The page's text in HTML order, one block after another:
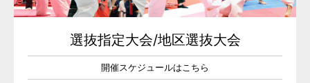
選抜指定大会/地区選抜大会
開催スケジュールはこちら